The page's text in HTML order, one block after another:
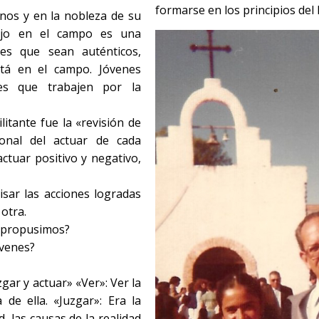
y en la nobleza de su
en el campo es una
que sean auténticos,
en el campo. Jóvenes
que trabajen por la
fue la «revisión de
del actuar de cada
positivo y negativo,
las acciones logradas
y actuar» «Ver»: Ver la
ella. «Juzgar»: Era la
formarse en los principios del